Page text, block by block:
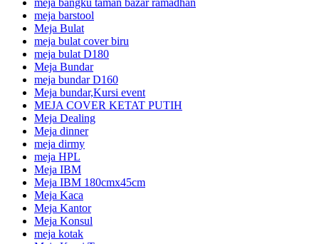
meja bangku taman bazar ramadhan
meja barstool
Meja Bulat
meja bulat cover biru
meja bulat D180
Meja Bundar
meja bundar D160
Meja bundar,Kursi event
MEJA COVER KETAT PUTIH
Meja Dealing
Meja dinner
meja dirmy
meja HPL
Meja IBM
Meja IBM 180cmx45cm
Meja Kaca
Meja Kantor
Meja Konsul
meja kotak